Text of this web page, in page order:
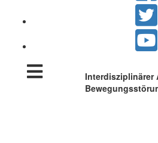
Interdisziplinärer